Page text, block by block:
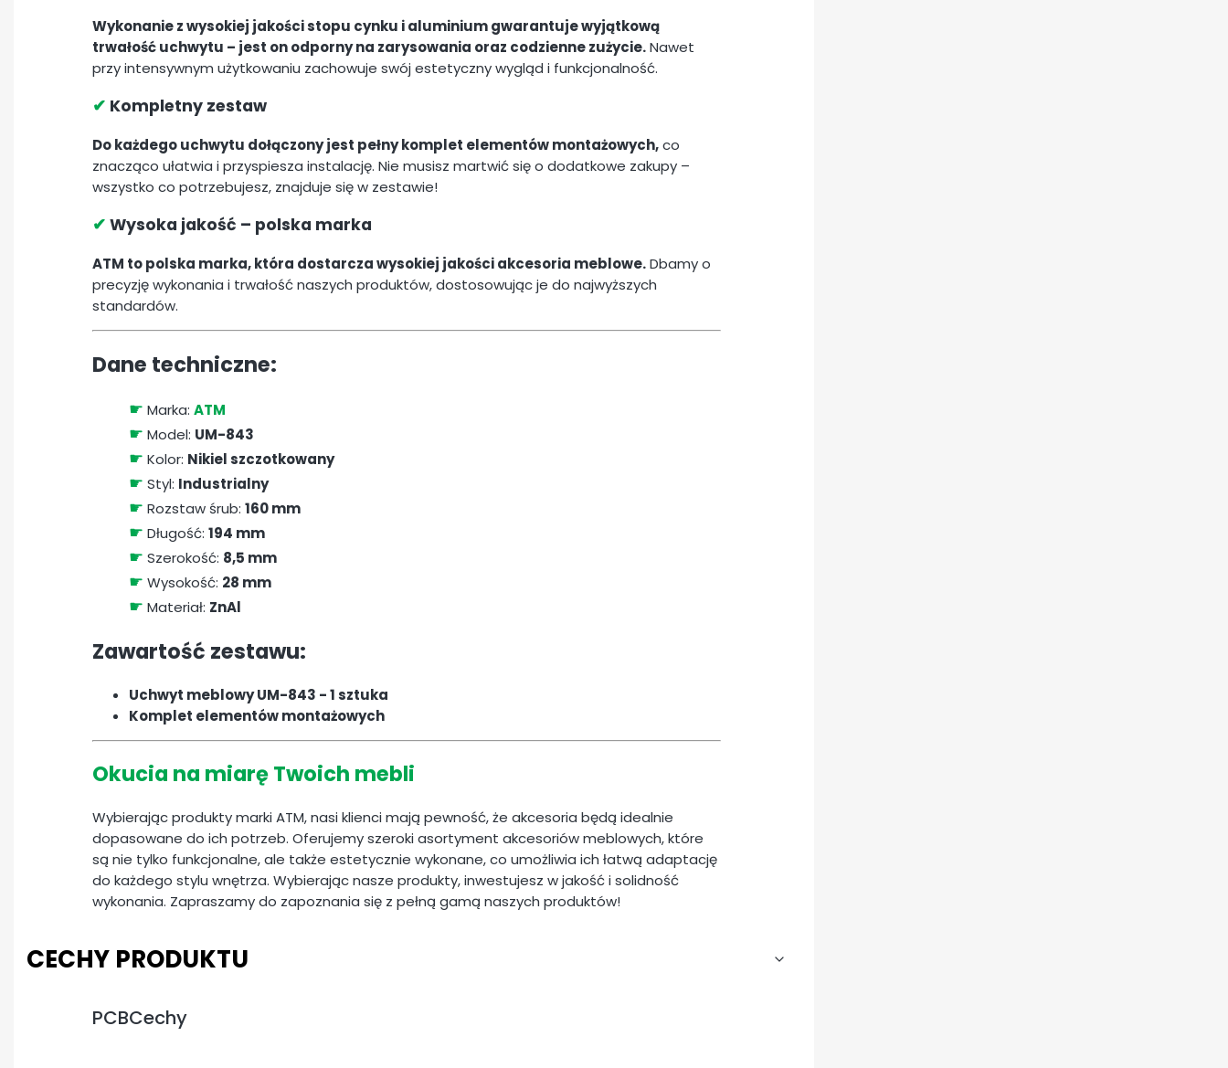
Wykonanie z wysokiej jakości stopu cynku i aluminium gwarantuje wyjątkową
trwałość uchwytu – jest on odporny na zarysowania oraz codzienne zużycie.Nawet
przy intensywnym użytkowaniu zachowuje swój estetyczny wygląd i funkcjonalność.
✔ Kompletny zestaw
Do każdego uchwytu dołączony jest pełny komplet elementów montażowych,co
znacząco ułatwia i przyspiesza instalację. Nie musisz martwić się o dodatkowe zakupy –
wszystko co potrzebujesz, znajduje się w zestawie!
✔ Wysoka jakość – polska marka
ATM to polska marka, która dostarcza wysokiej jakości akcesoria meblowe.Dbamy o
precyzję wykonania i trwałość naszych produktów, dostosowując je do najwyższych
standardów.
Dane techniczne:
☛ Marka: ATM
☛ Model: UM-843
☛ Kolor: Nikiel szczotkowany
☛ Styl: Industrialny
☛ Rozstaw śrub: 160 mm
☛ Długość: 194 mm
☛ Szerokość: 8,5 mm
☛ Wysokość: 28 mm
☛ Materiał: ZnAl
Zawartość zestawu:
Uchwyt meblowy UM-843 - 1 sztuka
Komplet elementów montażowych
Okucia na miarę Twoich mebli
Wybierając produkty marki ATM, nasi klienci mają pewność, że akcesoria będą idealnie
dopasowane do ich potrzeb. Oferujemy szeroki asortyment akcesoriów meblowych, które
są nie tylko funkcjonalne, ale także estetycznie wykonane, co umożliwia ich łatwą adaptację
do każdego stylu wnętrza. Wybierając nasze produkty, inwestujesz w jakość i solidność
wykonania. Zapraszamy do zapoznania się z pełną gamą naszych produktów!
CECHY PRODUKTU
PCBCechy